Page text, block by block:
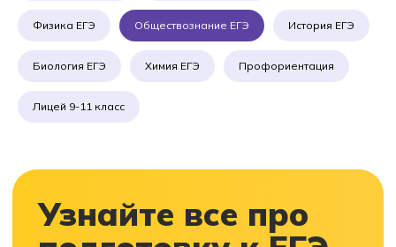
Физика ЕГЭ Обществознание ЕГЭ История ЕГЭ
Биология ЕГЭ Химия ЕГЭ Профориентация
Лицей 9-11 класс
+7 (861) 212-34-93
Приемная комиссия:
+7 918 249-32-92
Посадского, д. 17, корпус 2